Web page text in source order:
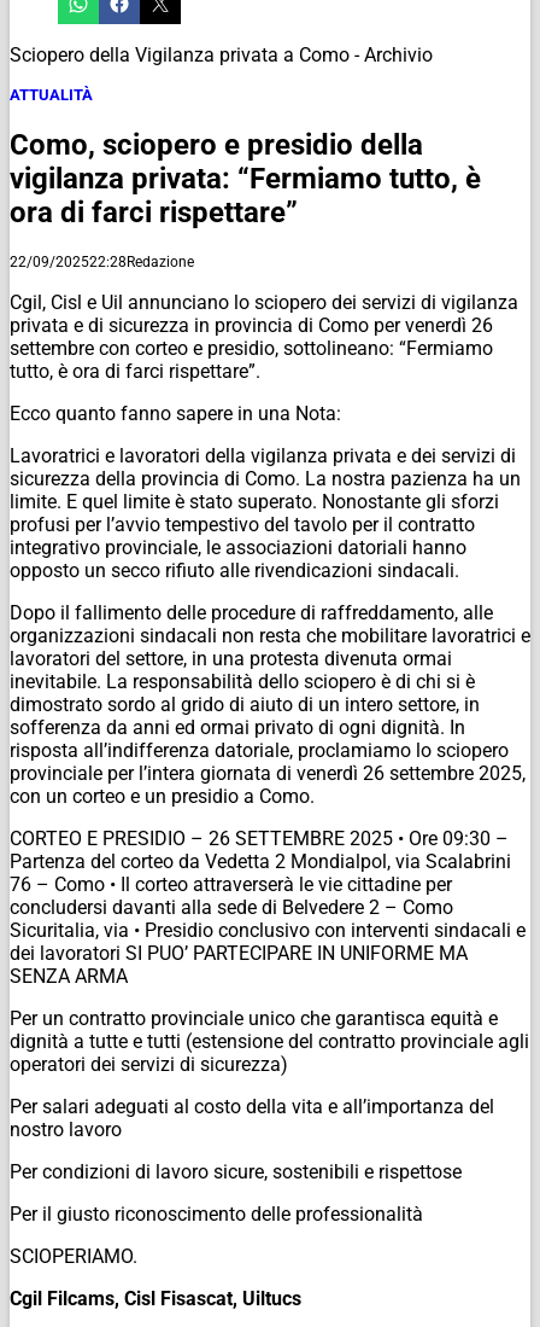
Sciopero della Vigilanza privata a Como - Archivio
ATTUALITÀ
Como, sciopero e presidio della
vigilanza privata: “Fermiamo tutto, è
ora di farci rispettare”
22/09/202522:28Redazione
Cgil, Cisl e Uil annunciano lo sciopero dei servizi di vigilanza
privata e di sicurezza in provincia di Como per venerdì 26
settembre con corteo e presidio, sottolineano: “Fermiamo
tutto, è ora di farci rispettare”.
Ecco quanto fanno sapere in una Nota:
Lavoratrici e lavoratori della vigilanza privata e dei servizi di
sicurezza della provincia di Como. La nostra pazienza ha un
limite. E quel limite è stato superato. Nonostante gli sforzi
profusi per l’avvio tempestivo del tavolo per il contratto
integrativo provinciale, le associazioni datoriali hanno
opposto un secco rifiuto alle rivendicazioni sindacali.
Dopo il fallimento delle procedure di raffreddamento, alle
organizzazioni sindacali non resta che mobilitare lavoratrici e
lavoratori del settore, in una protesta divenuta ormai
inevitabile. La responsabilità dello sciopero è di chi si è
dimostrato sordo al grido di aiuto di un intero settore, in
sofferenza da anni ed ormai privato di ogni dignità. In
risposta all’indifferenza datoriale, proclamiamo lo sciopero
provinciale per l’intera giornata di venerdì 26 settembre 2025,
con un corteo e un presidio a Como.
CORTEO E PRESIDIO – 26 SETTEMBRE 2025 • Ore 09:30 –
Partenza del corteo da Vedetta 2 Mondialpol, via Scalabrini
76 – Como • Il corteo attraverserà le vie cittadine per
concludersi davanti alla sede di Belvedere 2 – Como
Sicuritalia, via • Presidio conclusivo con interventi sindacali e
dei lavoratori SI PUO’ PARTECIPARE IN UNIFORME MA
SENZA ARMA
Per un contratto provinciale unico che garantisca equità e
dignità a tutte e tutti (estensione del contratto provinciale agli
operatori dei servizi di sicurezza)
Per salari adeguati al costo della vita e all’importanza del
nostro lavoro
Per condizioni di lavoro sicure, sostenibili e rispettose
Per il giusto riconoscimento delle professionalità
SCIOPERIAMO.
Cgil Filcams, Cisl Fisascat, Uiltucs